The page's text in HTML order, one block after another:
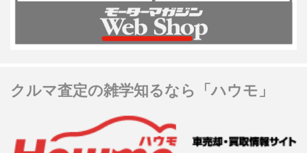
クルマ査定の雑学知るなら「ハウモ」